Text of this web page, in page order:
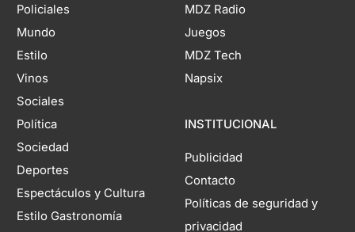
Policiales
Mundo
Estilo
Vinos
Sociales
Política
Sociedad
Deportes
Espectáculos y Cultura
Estilo Gastronomía
MDZ Radio
Juegos
MDZ Tech
Napsix
INSTITUCIONAL
Publicidad
Contacto
Políticas de seguridad y
privacidad